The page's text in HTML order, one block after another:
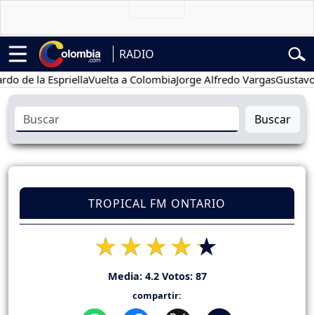
RADIO
la EspriellaVuelta a ColombiaJorge Alfredo VargasGustavo
Buscar
TROPICAL FM ONTARIO
Media: 4.2Votos: 87
compartir: